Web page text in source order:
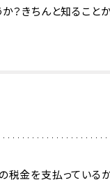
？きちんと知ること
税金を支払っている